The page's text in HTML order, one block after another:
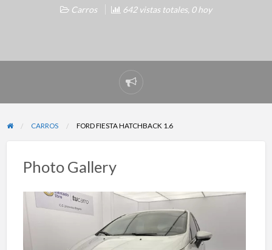
Carros 642 vistas totales, 0 hoy
Reportar
problema
CARROS FORD FIESTA HATCHBACK 1.6
Photo Gallery